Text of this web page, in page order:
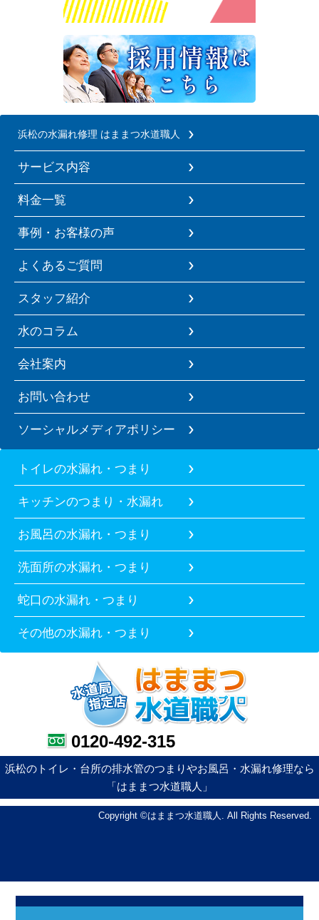
浜松の水漏れ修理 はままつ水道職人
サービス内容
料金一覧
事例・お客様の声
よくあるご質問
スタッフ紹介
水のコラム
会社案内
お問い合わせ
ソーシャルメディアポリシー
トイレの水漏れ・つまり
キッチンのつまり・水漏れ
お風呂の水漏れ・つまり
洗面所の水漏れ・つまり
蛇口の水漏れ・つまり
その他の水漏れ・つまり
0120-492-315
浜松のトイレ・台所の排水管のつまりやお風呂・水漏れ修理なら
「はままつ水道職人」
Copyright ©はままつ水道職人. All Rights Reserved.